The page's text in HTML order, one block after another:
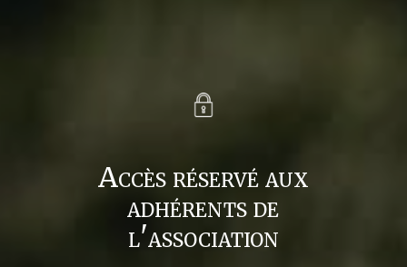
Accès réservé aux
adhérents de
l'association